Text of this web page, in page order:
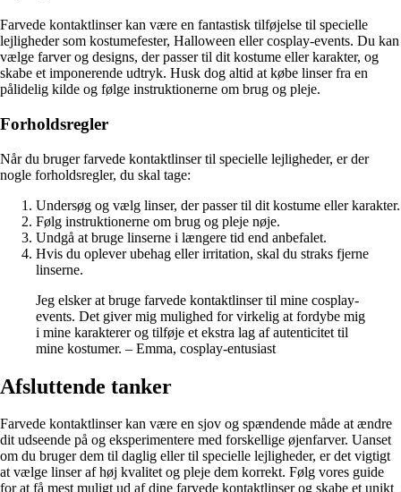
Farvede kontaktlinser kan være en fantastisk tilføjelse til specielle
lejligheder som kostumefester, Halloween eller cosplay-events. Du kan
vælge farver og designs, der passer til dit kostume eller karakter, og
skabe et imponerende udtryk. Husk dog altid at købe linser fra en
pålidelig kilde og følge instruktionerne om brug og pleje.
Forholdsregler
Når du bruger farvede kontaktlinser til specielle lejligheder, er der
nogle forholdsregler, du skal tage:
Undersøg og vælg linser, der passer til dit kostume eller karakter.
Følg instruktionerne om brug og pleje nøje.
Undgå at bruge linserne i længere tid end anbefalet.
Hvis du oplever ubehag eller irritation, skal du straks fjerne
linserne.
Jeg elsker at bruge farvede kontaktlinser til mine cosplay-
events. Det giver mig mulighed for virkelig at fordybe mig
i mine karakterer og tilføje et ekstra lag af autenticitet til
mine kostumer. – Emma, cosplay-entusiast
Afsluttende tanker
Farvede kontaktlinser kan være en sjov og spændende måde at ændre
dit udseende på og eksperimentere med forskellige øjenfarver. Uanset
om du bruger dem til daglig eller til specielle lejligheder, er det vigtigt
at vælge linser af høj kvalitet og pleje dem korrekt. Følg vores guide
for at få mest muligt ud af dine farvede kontaktlinser og skabe et unikt